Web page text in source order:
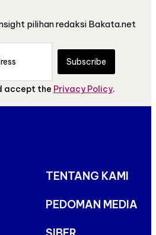
pilihan redaksi Bakata.net
Subscribe
accept the Privacy Policy.
TENTANG KAMI
PEDOMAN MEDIA